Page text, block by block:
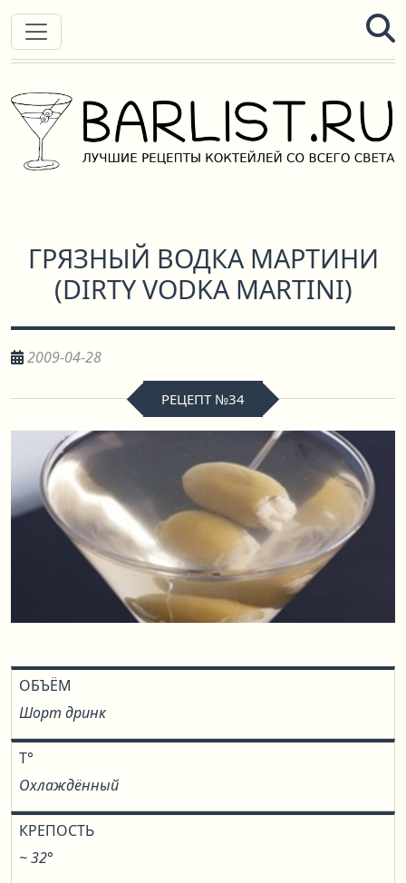
ГРЯЗНЫЙ ВОДКА МАРТИНИ
(DIRTY VODKA MARTINI)
2009-04-28
РЕЦЕПТ №34
ОБЪЁМ
Шорт дринк
T°
Охлаждённый
КРЕПОСТЬ
~ 32°